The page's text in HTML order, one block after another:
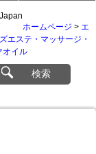
ホームページ > エ
エステ・マッサージ・
オイル
検索